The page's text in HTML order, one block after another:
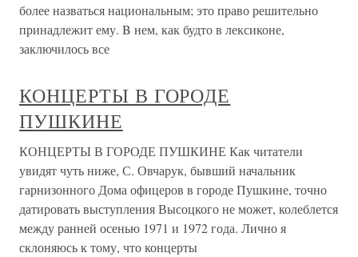
более назваться национальным; это право решительно
принадлежит ему. B нем, как будто в лексиконе,
заключилось все
КОНЦЕРТЫ В ГОРОДЕ
ПУШКИНЕ
КОНЦЕРТЫ В ГОРОДЕ ПУШКИНЕ Как читатели
увидят чуть ниже, С. Овчарук, бывший начальник
гарнизонного Дома офицеров в городе Пушкине, точно
датировать выступления Высоцкого не может, колеблется
между ранней осенью 1971 и 1972 года. Лично я
склоняюсь к тому, что концерты